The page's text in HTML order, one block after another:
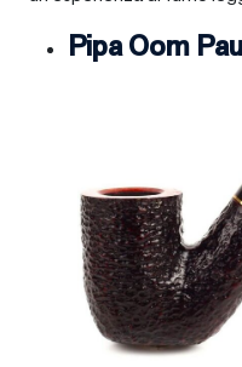
Pipa Oom